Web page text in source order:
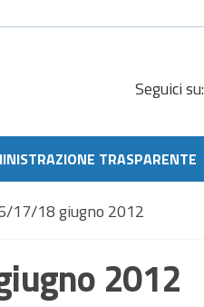
Seguici su:
TRASPARENTE
17/18 giugno 2012
2012